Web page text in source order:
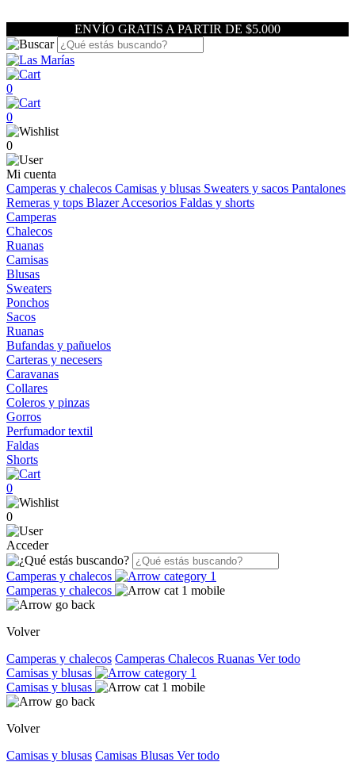
ENVÍO GRATIS A PARTIR DE $5.000
0
0
0
Mi cuenta
Camperas y chalecos Camisas y blusas Sweaters y sacos Pantalones
Remeras y tops BlazerAccesorios Faldas y shorts
Camperas
Chalecos
Ruanas
Camisas
Blusas
Sweaters
Ponchos
Sacos
Ruanas
Bufandas y pañuelos
Carteras y necesers
Caravanas
Collares
Coleros y pinzas
Gorros
Perfumador textil
Faldas
Shorts
0
0
Acceder
Camperas y chalecos
Camperas y chalecos
Volver
Camperas y chalecos Camperas Chalecos Ruanas Ver todo
Camisas y blusas
Camisas y blusas
Volver
Camisas y blusas Camisas Blusas Ver todo